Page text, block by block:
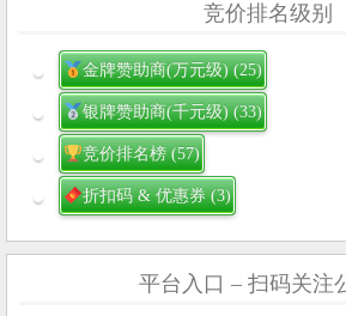
竞价排名级别
金牌赞助商(万元级)(25)
银牌赞助商(千元级)(33)
竞价排名榜(57)
折扣码 & 优惠券(3)
平台入口 – 扫码关注